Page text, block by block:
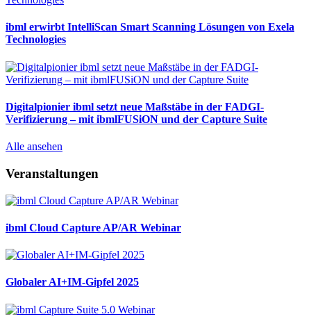
ibml erwirbt IntelliScan Smart Scanning Lösungen von Exela
Technologies
Digitalpionier ibml setzt neue Maßstäbe in der FADGI-
Verifizierung – mit ibmlFUSiON und der Capture Suite
Alle ansehen
Veranstaltungen
ibml Cloud Capture AP/AR Webinar
Globaler AI+IM-Gipfel 2025